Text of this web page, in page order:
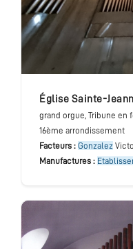
église Sainte-
grand orgue, Tribune en
16ème arrondissement
Facteurs : Gonzalez
Manufactures :